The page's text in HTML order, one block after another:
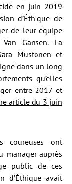
en juin 2019
d’Éthique de
de leur équipe
Gansen. La
Mustonen et
dans un long
qu’elles
entre 2017 et
article du 3 juin
coureuses ont
manager auprès
public de ces
d’Éthique avait